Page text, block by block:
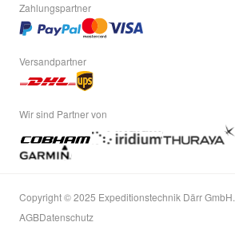
Zahlungspartner
Versandpartner
Wir sind Partner von
Copyright © 2025 Expeditionstechnik Därr GmbH.
AGBDatenschutz